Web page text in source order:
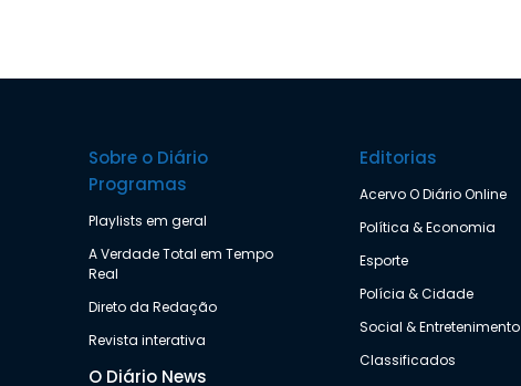
Sobre o Diário
Programas
Playlists em geral
A Verdade Total em Tempo
Real
Direto da Redação
Revista interativa
O Diário News
Editorias
Acervo O Diário Online
Política & Economia
Esporte
Polícia & Cidade
Social & Entretenimento
Classificados